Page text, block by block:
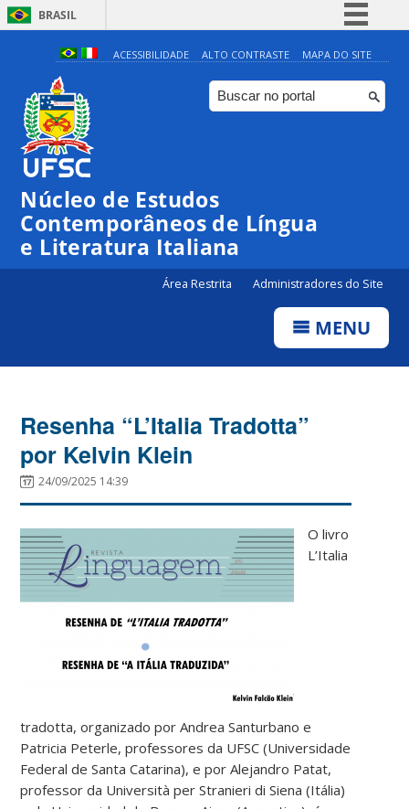
BRASIL
Simplifique!
Comunica BR
Participe
ACESSIBILIDADE ALTO CONTRASTE MAPA DO SITE
Núcleo de Estudos
Contemporâneos de Língua
e Literatura Italiana
Área Restrita Administradores do Site
MENU
Resenha “L’Italia Tradotta”
por Kelvin Klein
24/09/2025 14:39
O livro
L’Italia
tradotta, organizado por Andrea Santurbano e
Patricia Peterle, professores da UFSC (Universidade
Federal de Santa Catarina), e por Alejandro Patat,
professor da Università per Stranieri di Siena (Itália)